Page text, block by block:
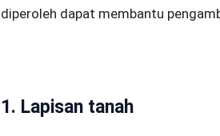
diperoleh dapat membantu
1. Lapisan tanah